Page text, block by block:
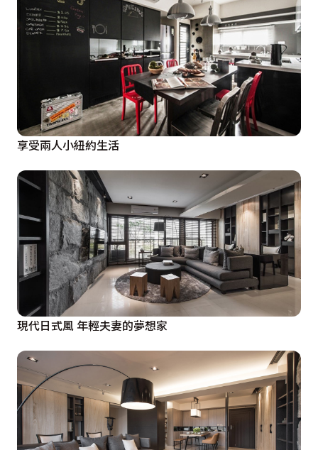
享受兩人小紐約生活
現代日式風 年輕夫妻的夢想家